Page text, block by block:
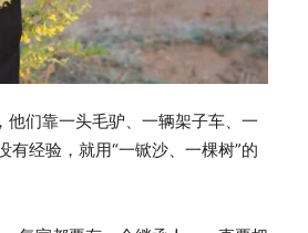
他们靠一头毛驴、一辆架子车、一
经验，就用“一锨沙、一棵树”的